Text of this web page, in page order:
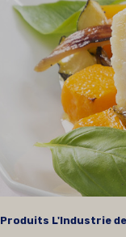
Produits L'Industrie